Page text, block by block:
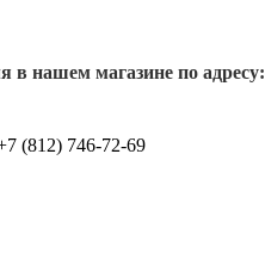
в нашем магазине по адресу:
(812) 746-72-69